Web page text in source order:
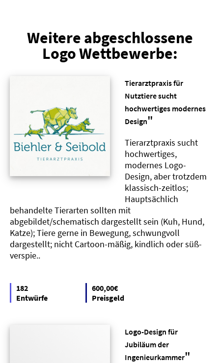
Weitere abgeschlossene
Logo Wettbewerbe:
Tierarztpraxis für
Nutztiere sucht
hochwertiges modernes
Design"
Tierarztpraxis sucht
hochwertiges,
modernes Logo-
Design, aber trotzdem
klassisch-zeitlos;
Hauptsächlich
behandelte Tierarten sollten mit
abgebildet/schematisch dargestellt sein (Kuh, Hund,
Katze); Tiere gerne in Bewegung, schwungvoll
dargestellt; nicht Cartoon-mäßig, kindlich oder süß-
verspie..
182
Entwürfe
600,00€
Preisgeld
Logo-Design für
Jubiläum der
Ingenieurkammer"